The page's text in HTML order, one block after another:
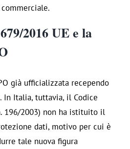
2016 UE e la
già ufficializzata recependo
In Italia, tuttavia, il Codice
196/2003) non ha istituito il
dati, motivo per cui è
tale nuova figura